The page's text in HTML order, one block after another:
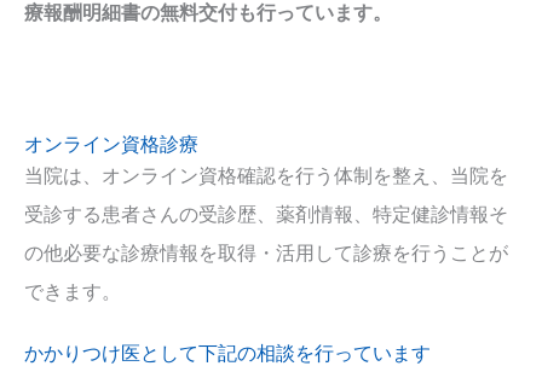
療報酬明細書の無料交付も行っています。
オンライン資格診療
当院は、オンライン資格確認を行う体制を整え、当院を
受診する患者さんの受診歴、薬剤情報、特定健診情報そ
の他必要な診療情報を取得・活用して診療を行うことが
できます。
かかりつけ医として下記の相談を行っています